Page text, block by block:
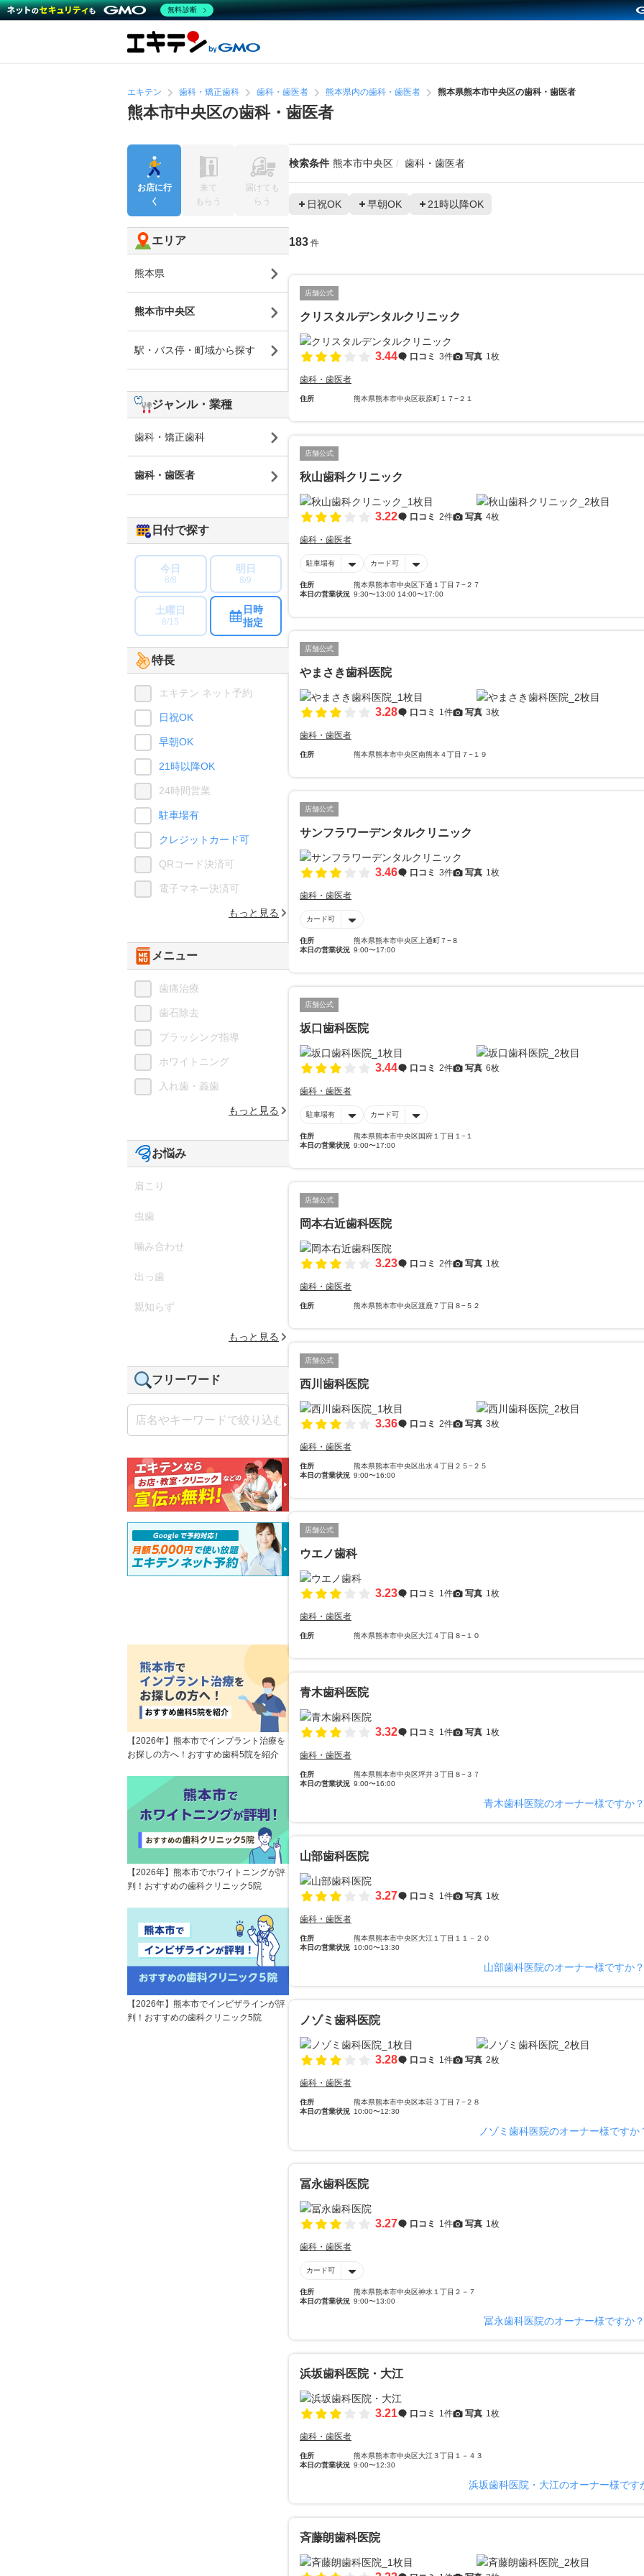
エキテン 歯科・矯正歯科 歯科・歯医者 熊本県内の歯科・歯医者 熊本県熊本市中央区の歯科・歯医者
熊本市中央区の歯科・歯医者
検索条件 熊本市中央区 歯科・歯医者
日祝OK 早朝OK 21時以降OK
183 件
店舗公式
クリスタルデンタルクリニック
3.44 口コミ 3件 写真 1枚
歯科・歯医者
住所 熊本県熊本市中央区萩原町１７−２１
店舗公式
秋山歯科クリニック
3.22 口コミ 2件 写真 4枚
歯科・歯医者
駐車場有 カード可
住所
熊本県熊本市中央区下通１丁目７−２７
本日の営業状況 9:30〜13:00 14:00〜17:00
店舗公式
やまさき歯科医院
3.28 口コミ 1件 写真 3枚
歯科・歯医者
住所 熊本県熊本市中央区南熊本４丁目７−１９
店舗公式
サンフラワーデンタルクリニック
3.46 口コミ 3件 写真 1枚
歯科・歯医者
カード可
住所
熊本県熊本市中央区上通町７−８
本日の営業状況 9:00〜17:00
店舗公式
坂口歯科医院
3.44 口コミ 2件 写真 6枚
歯科・歯医者
駐車場有 カード可
住所
熊本県熊本市中央区国府１丁目１−１
本日の営業状況 9:00〜17:00
店舗公式
岡本右近歯科医院
3.23 口コミ 2件 写真 1枚
歯科・歯医者
住所 熊本県熊本市中央区渡鹿７丁目８−５２
店舗公式
西川歯科医院
3.36 口コミ 2件 写真 3枚
歯科・歯医者
住所
熊本県熊本市中央区出水４丁目２５−２５
本日の営業状況 9:00〜16:00
店舗公式
ウエノ歯科
3.23 口コミ 1件 写真 1枚
歯科・歯医者
住所 熊本県熊本市中央区大江４丁目８−１０
青木歯科医院
3.32 口コミ 1件 写真 1枚
歯科・歯医者
住所
熊本県熊本市中央区坪井３丁目８−３７
本日の営業状況 9:00〜16:00
青木歯科医院のオーナー様ですか？
山部歯科医院
3.27 口コミ 1件 写真 1枚
歯科・歯医者
住所
熊本県熊本市中央区大江１丁目１１－２０
本日の営業状況 10:00〜13:30
山部歯科医院のオーナー様ですか？
ノゾミ歯科医院
3.28 口コミ 1件 写真 2枚
歯科・歯医者
住所
熊本県熊本市中央区本荘３丁目７−２８
本日の営業状況 10:00〜12:30
ノゾミ歯科医院のオーナー様ですか
冨永歯科医院
3.27 口コミ 1件 写真 1枚
歯科・歯医者
カード可
住所
熊本県熊本市中央区神水１丁目２－７
本日の営業状況 9:00〜13:00
冨永歯科医院のオーナー様ですか？
浜坂歯科医院・大江
3.21 口コミ 1件 写真 1枚
歯科・歯医者
住所
熊本県熊本市中央区大江３丁目１－４３
本日の営業状況 9:00〜12:30
浜坂歯科医院・大江のオーナー様です
斉藤朗歯科医院
お店に行
く
来て
もらう
届けても
らう
エリア
熊本県
熊本市中央区
駅・バス停・町域から探す
ジャンル・業種
歯科・矯正歯科
歯科・歯医者
日付で探す
今日
8/8
明日
8/9
土曜日
8/15
日時
指定
特長
エキテン ネット予約
日祝OK
早朝OK
21時以降OK
24時間営業
駐車場有
クレジットカード可
QRコード決済可
電子マネー決済可
もっと見る
メニュー
歯痛治療
歯石除去
ブラッシング指導
ホワイトニング
入れ歯・義歯
もっと見る
お悩み
肩こり
虫歯
噛み合わせ
出っ歯
親知らず
もっと見る
フリーワード
【2026年】熊本市でインプラント治療を
お探しの方へ！おすすめ歯科5院を紹介
【2026年】熊本市でホワイトニングが評
判！おすすめの歯科クリニック5院
【2026年】熊本市でインビザラインが評
判！おすすめの歯科クリニック5院
無料診断